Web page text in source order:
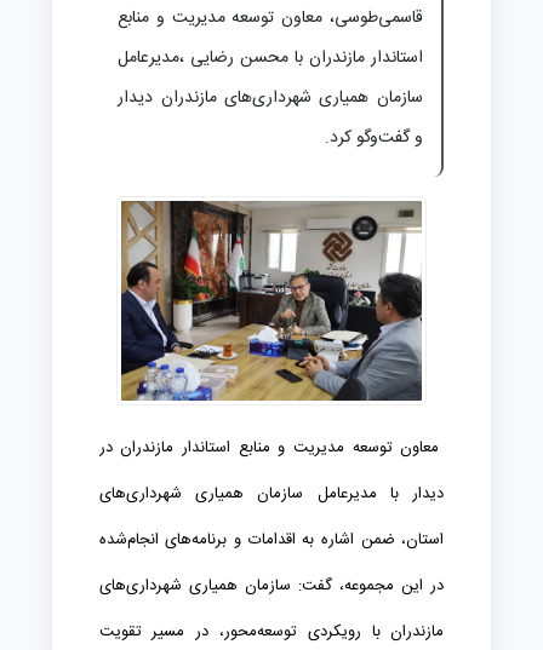
قاسمی‌طوسی، معاون توسعه مدیریت و منابع
استاندار مازندران با محسن رضایی ،مدیرعامل
سازمان همیاری شهرداری‌های مازندران دیدار
و گفت‌وگو کرد.
معاون توسعه مدیریت و منابع استاندار مازندران در
دیدار با مدیرعامل سازمان همیاری شهرداری‌های
استان، ضمن اشاره به اقدامات و برنامه‌های انجام‌شده
در این مجموعه، گفت: سازمان همیاری شهرداری‌های
مازندران با رویکردی توسعه‌محور، در مسیر تقویت